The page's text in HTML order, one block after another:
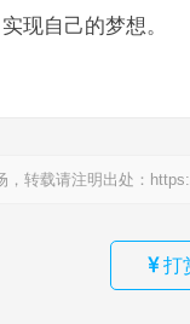
现自己的梦想。
转载请注明出处：
打